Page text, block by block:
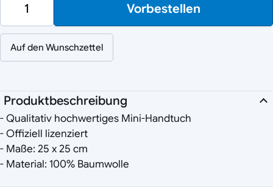
Vorbestellen
Auf den Wunschzettel
Produktbeschreibung
- Qualitativ hochwertiges Mini-Handtuch
- Offiziell lizenziert
- Maße: 25 x 25 cm
- Material: 100% Baumwolle